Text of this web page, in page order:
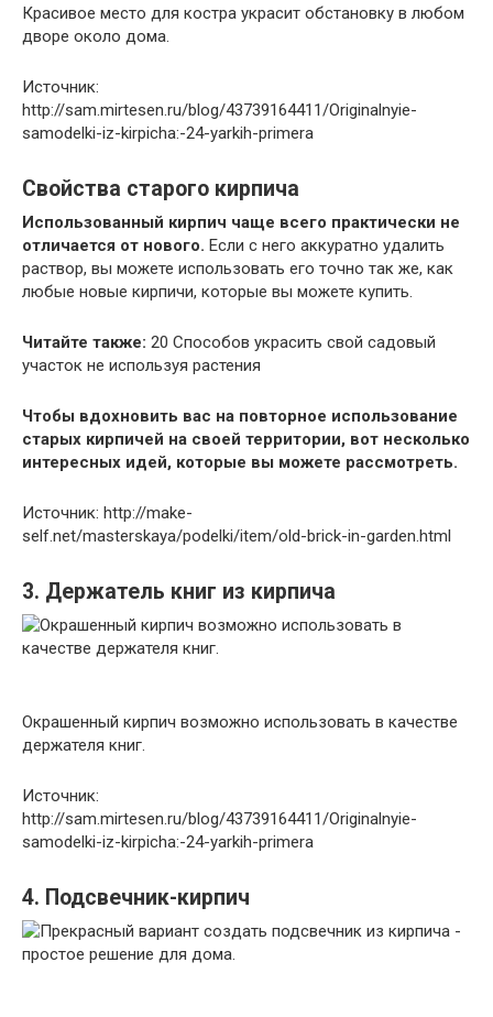
Красивое место для костра украсит обстановку в любом
дворе около дома.
Источник:
http://sam.mirtesen.ru/blog/43739164411/Originalnyie-
samodelki-iz-kirpicha:-24-yarkih-primera
Свойства старого кирпича
Использованный кирпич чаще всего практически не
отличается от нового. Если с него аккуратно удалить
раствор, вы можете использовать его точно так же, как
любые новые кирпичи, которые вы можете купить.
Читайте также: 20 Способов украсить свой садовый
участок не используя растения
Чтобы вдохновить вас на повторное использование
старых кирпичей на своей территории, вот несколько
интересных идей, которые вы можете рассмотреть.
Источник: http://make-
self.net/masterskaya/podelki/item/old-brick-in-garden.html
3. Держатель книг из кирпича
Окрашенный кирпич возможно использовать в качестве
держателя книг.
Источник:
http://sam.mirtesen.ru/blog/43739164411/Originalnyie-
samodelki-iz-kirpicha:-24-yarkih-primera
4. Подсвечник-кирпич